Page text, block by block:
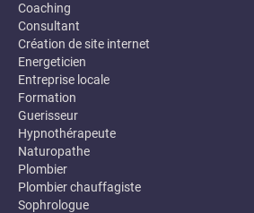
Coaching
Consultant
Création de site internet
Energeticien
Entreprise locale
Formation
Guerisseur
Hypnothérapeute
Naturopathe
Plombier
Plombier chauffagiste
Sophrologue